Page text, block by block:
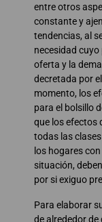
entre otros
constante y
tendencias, al
necesidad cuyo
oferta y la
decretada por
momento, los
para el bolsillo
que los efectos
todas las
los hogares
situación,
por si exiguo
Para elaborar
de alrededor de